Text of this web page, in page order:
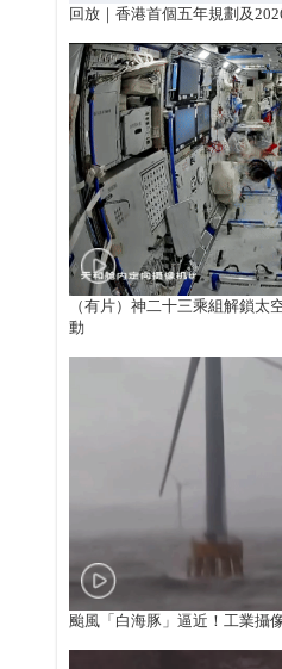
回放｜香港首個五年規劃及
（有片）神二十三乘組解鎖
動
颱風「白海豚」逼近！工業攝